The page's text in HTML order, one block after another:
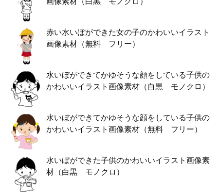
赤い水いぼができた女の子のかわいいイラスト
画像素材（無料 フリー）
水いぼができてかゆそうな顔をしている子供の
かわいいイラスト画像素材（白黒 モノクロ）
水いぼができてかゆそうな顔をしている子供の
かわいいイラスト画像素材（無料 フリー）
水いぼができた子供のかわいいイラスト画像素
材（白黒 モノクロ）